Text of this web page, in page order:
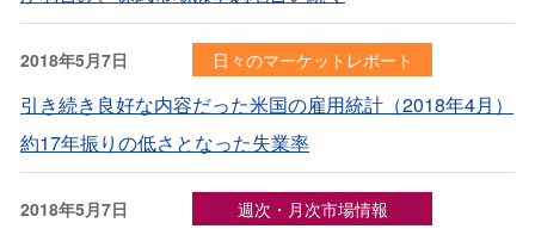
2018年5月7日 日々のマーケットレポート
引き続き良好な内容だった米国の雇用統計（2018年4月）
約17年振りの低さとなった失業率
2018年5月7日 週次・月次市場情報